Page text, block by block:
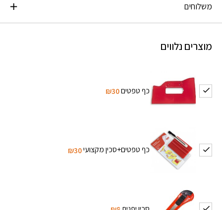
משלוחים
מוצרים נלווים
כף טפטים₪30
כף טפטים+סכין מקצועי₪30